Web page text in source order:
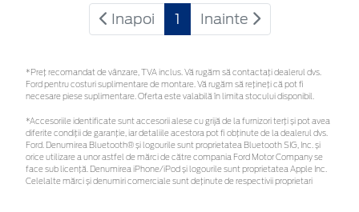
Inapoi 1 Inainte
*Preţ recomandat de vânzare, TVA inclus. Vă rugăm să contactaţi dealerul dvs.
Ford pentru costuri suplimentare de montare. Vă rugăm să rețineți că pot fi
necesare piese suplimentare. Oferta este valabilă în limita stocului disponibil.
*Accesoriile identificate sunt accesorii alese cu grijă de la furnizori terți și pot avea
diferite condiții de garanție, iar detaliile acestora pot fi obținute de la dealerul dvs.
Ford. Denumirea Bluetooth® și logourile sunt proprietatea Bluetooth SIG, Inc. și
orice utilizare a unor astfel de mărci de către compania Ford Motor Company se
face sub licență. Denumirea iPhone/iPod și logourile sunt proprietatea Apple Inc.
Celelalte mărci și denumiri comerciale sunt deținute de respectivii proprietari